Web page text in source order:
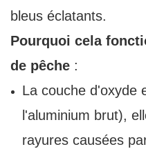
bleus éclatants.
Pourquoi cela
de pêche :
La couche d'oxyde
l'aluminium brut),
rayures causées